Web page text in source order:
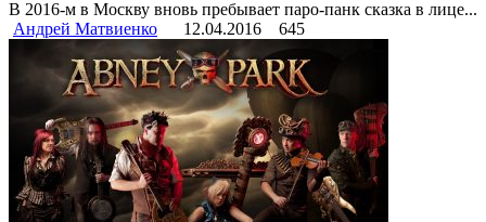
В 2016-м в Москву вновь пребывает паро-панк сказка в лице...
Андрей Матвиенко
12.04.2016 645